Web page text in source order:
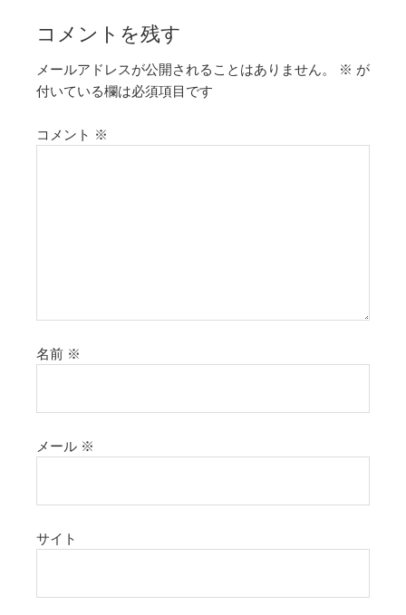
コメントを残す
メールアドレスが公開されることはありません。 ※ が
付いている欄は必須項目です
コメント ※
名前 ※
メール ※
サイト